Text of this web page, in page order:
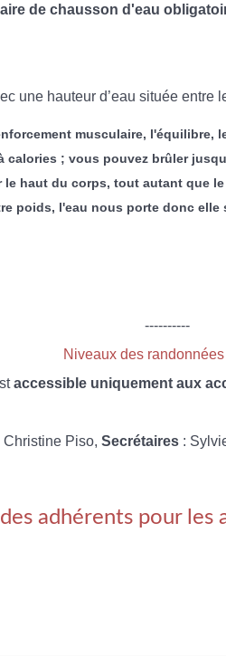
de chausson d'eau
une hauteur d’eau située
musculaire,
; vous pouvez brûler
haut du corps, tout autant que
poids, l'eau nous porte donc
----------
Niveaux des
accessible uniquement aux
Christine Piso, Secrétaires :
adhérents pour les